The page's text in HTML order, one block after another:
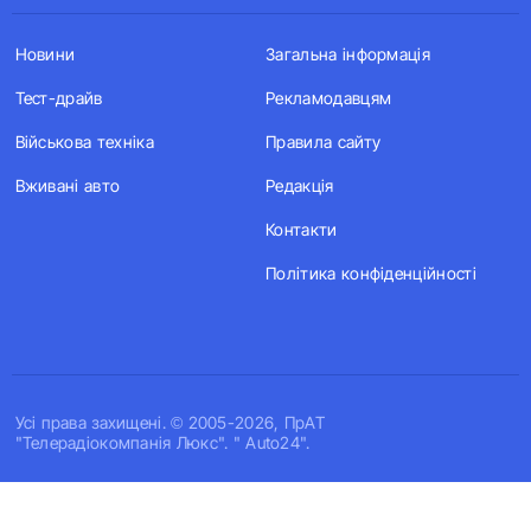
Усi права захищенi. © 2005-2026, ПрАТ
"Телерадіокомпанія Люкс". " Auto24".
Новини
Тест-драйв
Військова техніка
Вживані авто
Загальна інформація
Рекламодавцям
Правила сайту
Редакція
Контакти
Політика конфіденційності